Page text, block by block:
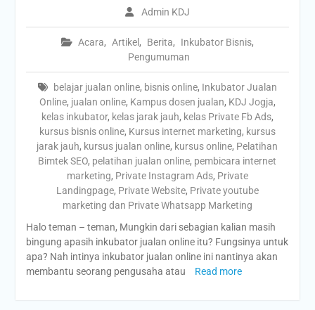
Admin KDJ
Acara, Artikel , Berita, Inkubator Bisnis,
Pengumuman
belajar jualan online, bisnis online, Inkubator Jualan
Online, jualan online, Kampus dosen jualan, KDJ Jogja,
kelas inkubator, kelas jarak jauh, kelas Private Fb Ads,
kursus bisnis online, Kursus internet marketing, kursus
jarak jauh, kursus jualan online, kursus online, Pelatihan
Bimtek SEO, pelatihan jualan online, pembicara internet
marketing, Private Instagram Ads, Private
Landingpage, Private Website, Private youtube
marketing dan Private Whatsapp Marketing
Halo teman – teman, Mungkin dari sebagian kalian masih
bingung apasih inkubator jualan online itu? Fungsinya untuk
apa? Nah intinya inkubator jualan online ini nantinya akan
membantu seorang pengusaha atau
Read more